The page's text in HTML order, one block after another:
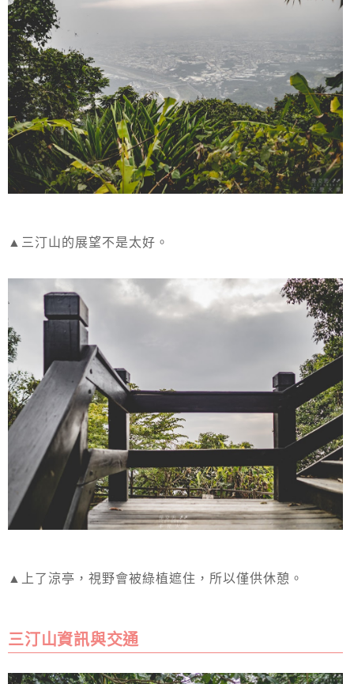
▲三汀山的展望不是太好。
▲上了涼亭，視野會被綠植遮住，所以僅供休憩。
三汀山資訊與交通